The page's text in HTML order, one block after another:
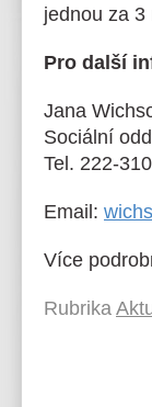
jednou za 3
Pro další
Jana
Sociální
Tel. 222-
Email:
Více
Rubrika